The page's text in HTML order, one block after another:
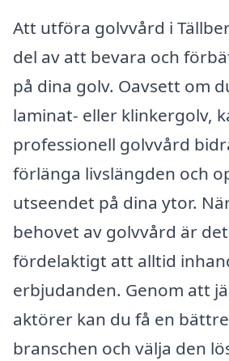
Att utföra golvvård i
del av att bevara och
på dina golv. Oavsett om
laminat- eller klinkergolv,
professionell golvvård
förlänga livslängden och
utseendet på dina ytor.
behovet av golvvård är
fördelaktigt att alltid
erbjudanden. Genom att
aktörer kan du få en
branschen och välja den